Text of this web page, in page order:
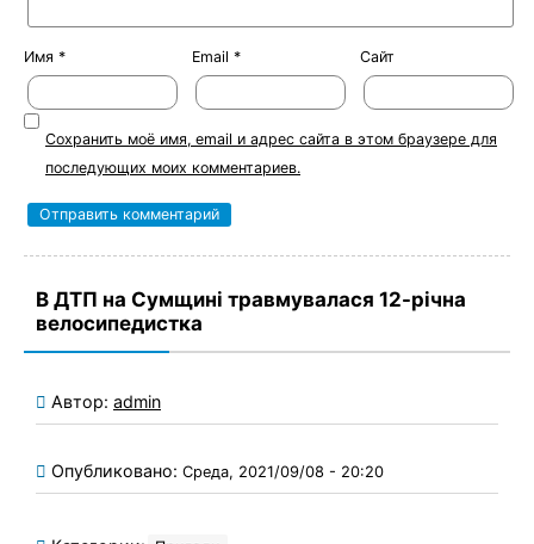
Имя * Email * Сайт
Сохранить моё имя, email и адрес сайта в этом браузере для
последующих моих комментариев.
В ДТП на Сумщині травмувалася 12-річна
велосипедистка
Автор: admin
Опубликовано: Среда, 2021/09/08 - 20:20